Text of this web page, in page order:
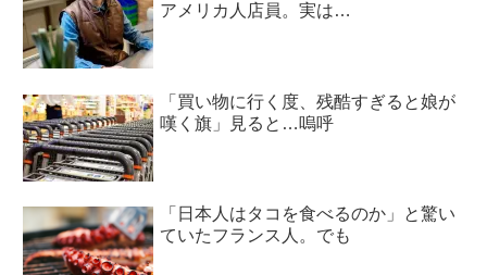
アメリカ人店員。実は…
「買い物に行く度、残酷すぎると娘が
嘆く旗」見ると…嗚呼
「日本人はタコを食べるのか」と驚い
ていたフランス人。でも